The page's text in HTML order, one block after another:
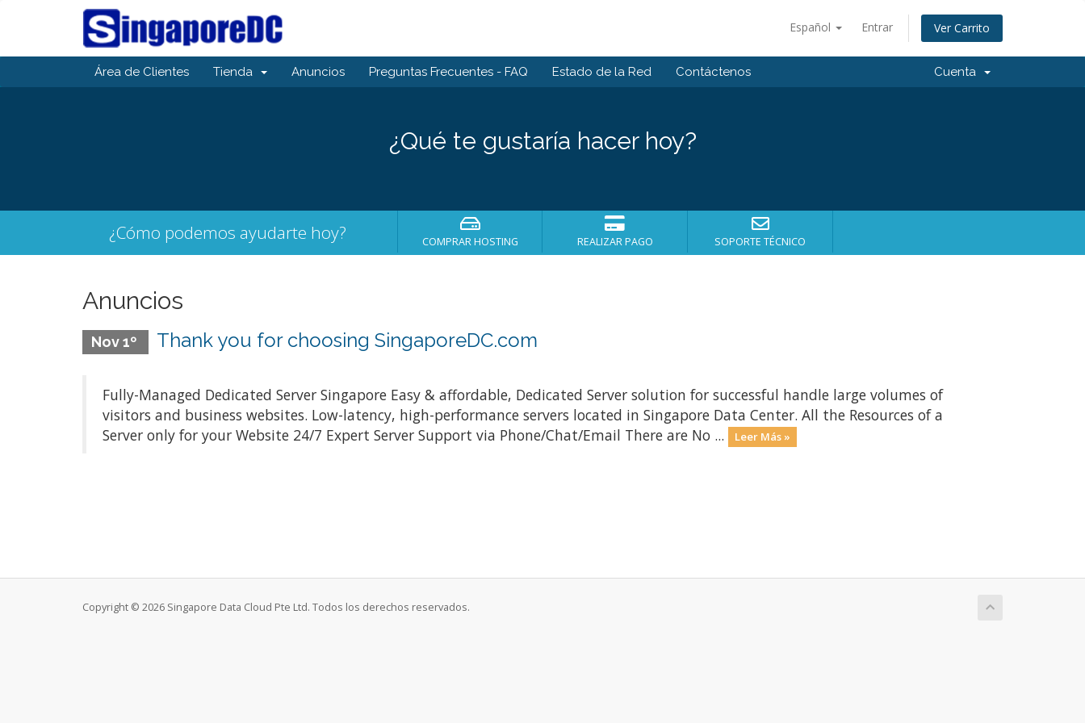
Español Entrar Ver Carrito
Área de Clientes Tienda Anuncios Preguntas Frecuentes - FAQ Estado de la Red Contáctenos Cuenta
¿Qué te gustaría hacer hoy?
¿Cómo podemos ayudarte hoy? COMPRAR HOSTING REALIZAR PAGO SOPORTE TÉCNICO
Anuncios
Nov 1º Thank you for choosing SingaporeDC.com
Fully-Managed Dedicated Server Singapore Easy & affordable, Dedicated Server solution for successful handle large volumes of
visitors and business websites. Low-latency, high-performance servers located in Singapore Data Center. All the Resources of a
Server only for your Website 24/7 Expert Server Support via Phone/Chat/Email There are No ...
Leer Más »
Copyright © 2026 Singapore Data Cloud Pte Ltd. Todos los derechos reservados.